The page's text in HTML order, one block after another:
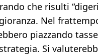
che risulti
Nel
piazzando
Si